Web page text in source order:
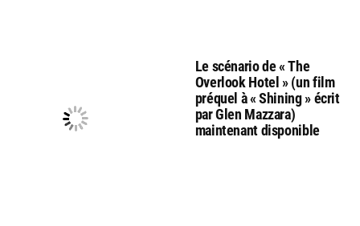
Le scénario de « The
Overlook Hotel » (un film
préquel à « Shining » écrit
par Glen Mazzara)
maintenant disponible